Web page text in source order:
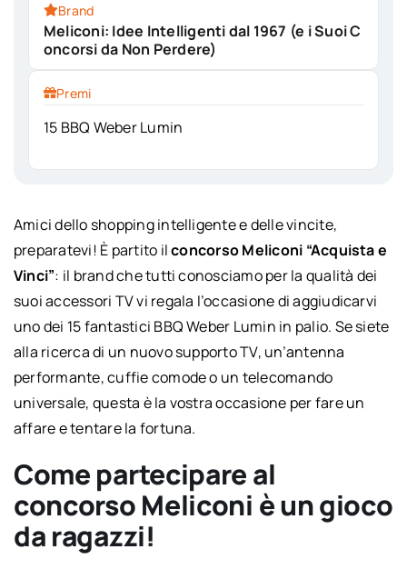
Brand
Meliconi: Idee Intelligenti dal 1967 (e i Suoi C
oncorsi da Non Perdere)
Premi
15 BBQ Weber Lumin
Amici dello shopping intelligente e delle vincite,
preparatevi! È partito ilconcorso Meliconi “Acquista e
Vinci”: il brand che tutti conosciamo per la qualità dei
suoi accessori TV vi regala l’occasione di aggiudicarvi
uno dei 15 fantastici BBQ Weber Lumin in palio. Se siete
alla ricerca di un nuovo supporto TV, un’antenna
performante, cuffie comode o un telecomando
universale, questa è la vostra occasione per fare un
affare e tentare la fortuna.
Come partecipare al
concorso Meliconi è un gioco
da ragazzi!